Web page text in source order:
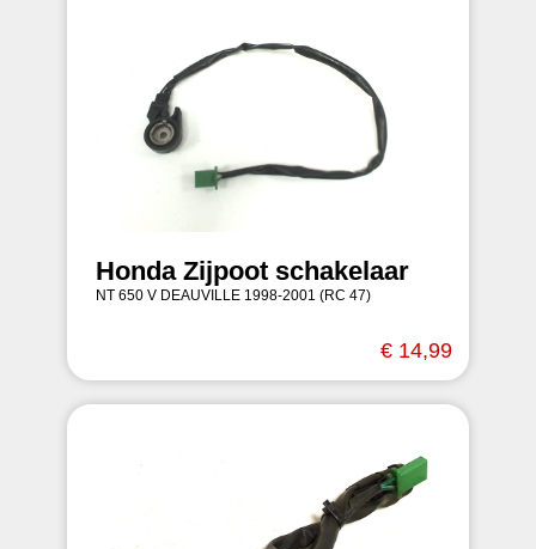
Honda Zijpoot schakelaar
NT 650 V DEAUVILLE 1998-2001 (RC 47)
€ 14,99